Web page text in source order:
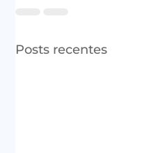
Posts recentes